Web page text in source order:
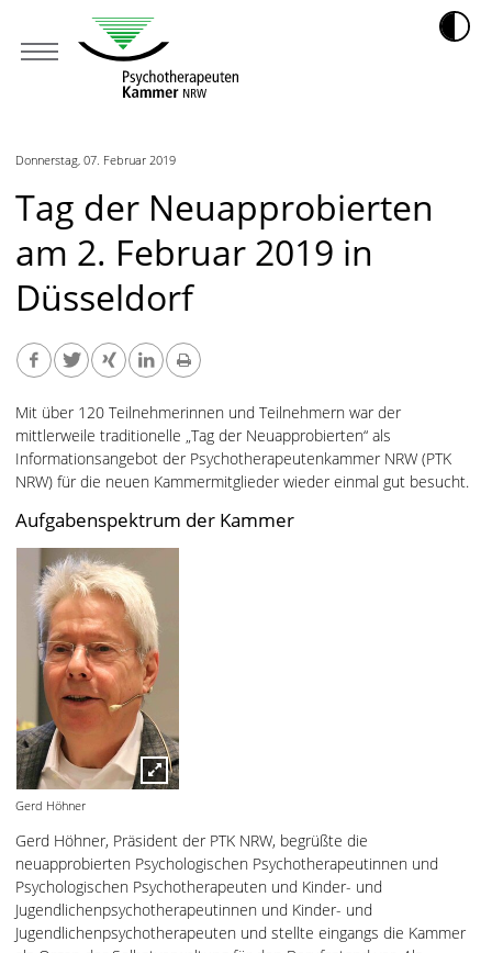
Donnerstag, 07. Februar 2019
Tag der Neuapprobierten
am 2. Februar 2019 in
Düsseldorf
Mit über 120 Teilnehmerinnen und Teilnehmern war der
mittlerweile traditionelle „Tag der Neuapprobierten“ als
Informationsangebot der Psychotherapeutenkammer NRW (PTK
NRW) für die neuen Kammermitglieder wieder einmal gut besucht.
Aufgabenspektrum der Kammer
Gerd Höhner
Gerd Höhner, Präsident der PTK NRW, begrüßte die
neuapprobierten Psychologischen Psychotherapeutinnen und
Psychologischen Psychotherapeuten und Kinder- und
Jugendlichenpsychotherapeutinnen und Kinder- und
Jugendlichenpsychotherapeuten und stellte eingangs die Kammer